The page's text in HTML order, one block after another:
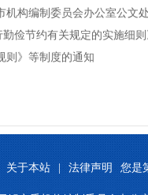
构编制委员会办公室公文
俭节约有关规定的实施细
则》等制度的通知
关于本站 法律声明 您是